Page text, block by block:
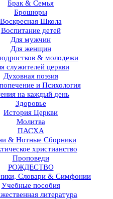
Брак & Семья
Брошюры
Воскресная Школа
Воспитание детей
Для мужчин
Для женщин
& молодежи
служителей церкви
Духовная поэзия
и Психология
на каждый день
Здоровье
История Церкви
Молитва
ПАСХА
& Нотные Сборники
христианство
Проповеди
РОЖДЕСТВО
Словари & Симфонии
Учебные пособия
литература